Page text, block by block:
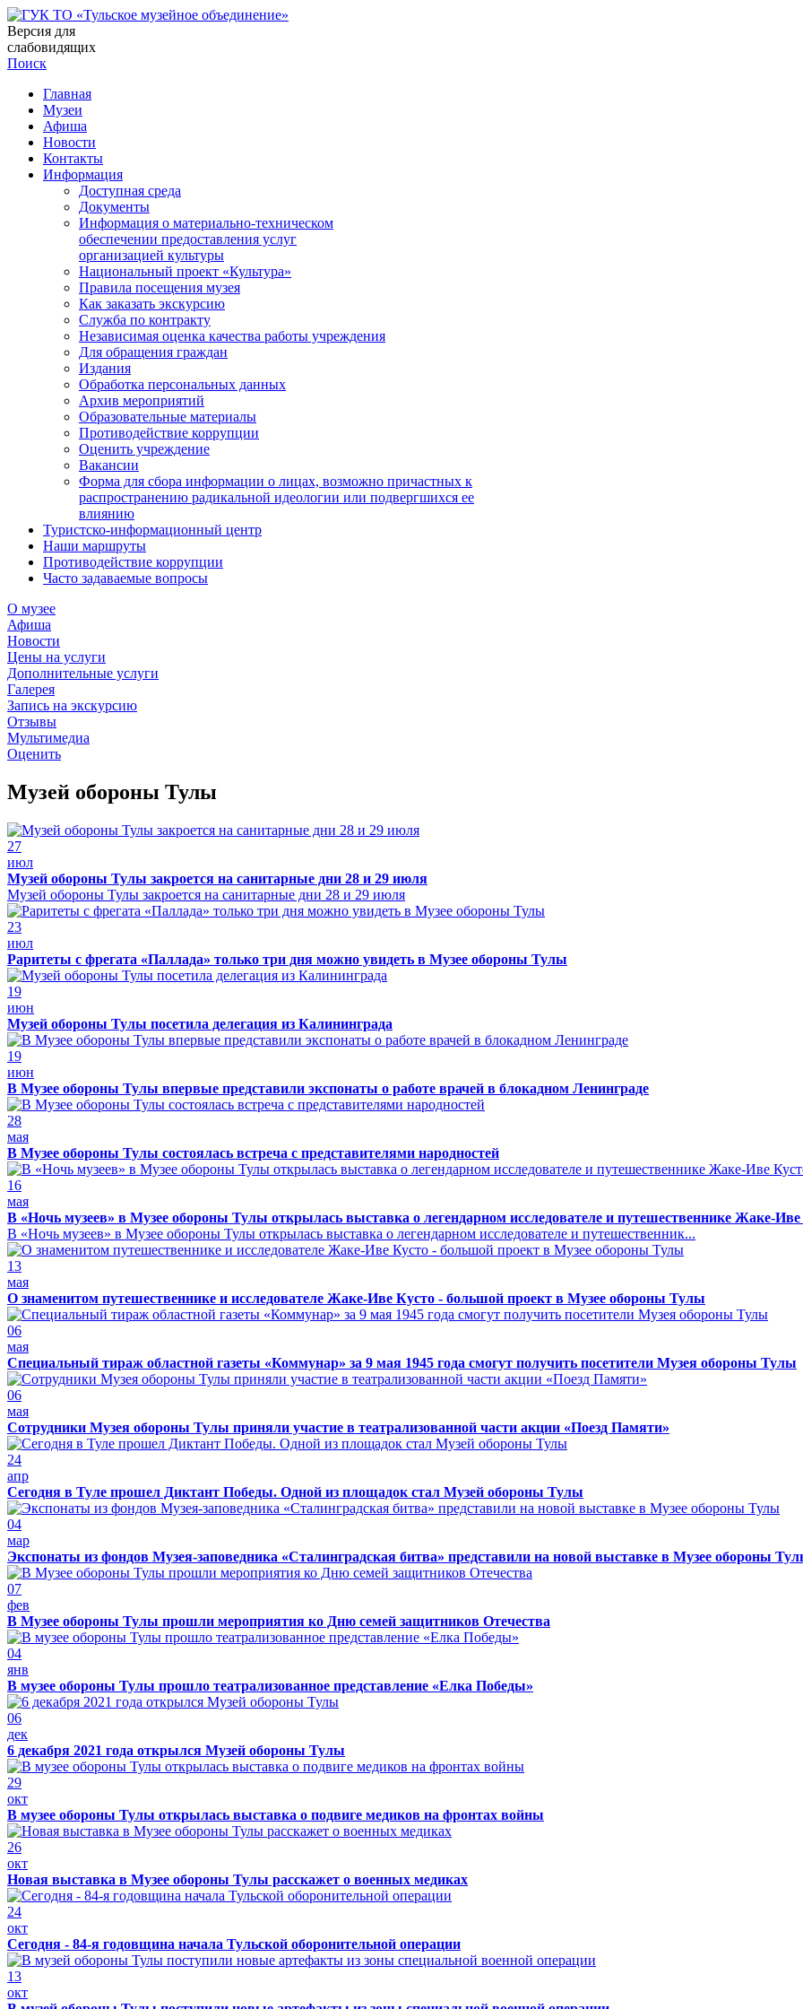
Версия для
слабовидящих
Поиск
Главная
Музеи
Афиша
Новости
Контакты
Информация
Доступная среда
Документы
Информация о материально-техническом
обеспечении предоставления услуг
организацией культуры
Национальный проект «Культура»
Правила посещения музея
Как заказать экскурсию
Служба по контракту
Независимая оценка качества работы учреждения
Для обращения граждан
Издания
Обработка персональных данных
Архив мероприятий
Образовательные материалы
Противодействие коррупции
Оценить учреждение
Вакансии
Форма для сбора информации о лицах, возможно причастных к
распространению радикальной идеологии или подвергшихся ее
влиянию
Туристско-информационный центр
Наши маршруты
Противодействие коррупции
Часто задаваемые вопросы
О музее
Афиша
Новости
Цены на услуги
Дополнительные услуги
Галерея
Запись на экскурсию
Отзывы
Мультимедиа
Оценить
Музей обороны Тулы
27
июл
Музей обороны Тулы закроется на санитарные дни 28 и 29 июля
Музей обороны Тулы закроется на санитарные дни 28 и 29 июля
23
июл
Раритеты с фрегата «Паллада» только три дня можно увидеть в Музее обороны Тулы
19
июн
Музей обороны Тулы посетила делегация из Калининграда
19
июн
В Музее обороны Тулы впервые представили экспонаты о работе врачей в блокадном Ленинграде
28
мая
В Музее обороны Тулы состоялась встреча с представителями народностей
16
мая
В «Ночь музеев» в Музее обороны Тулы открылась выставка о легендарном исследователе и путешественнике Жаке-
В «Ночь музеев» в Музее обороны Тулы открылась выставка о легендарном исследователе и путешественник...
13
мая
О знаменитом путешественнике и исследователе Жаке-Иве Кусто - большой проект в Музее обороны Тулы
06
мая
Специальный тираж областной газеты «Коммунар» за 9 мая 1945 года смогут получить посетители Музея обороны Тулы
06
мая
Сотрудники Музея обороны Тулы приняли участие в театрализованной части акции «Поезд Памяти»
24
апр
Сегодня в Туле прошел Диктант Победы. Одной из площадок стал Музей обороны Тулы
04
мар
Экспонаты из фондов Музея-заповедника «Сталинградская битва» представили на новой выставке в Музее обороны
07
фев
В Музее обороны Тулы прошли мероприятия ко Дню семей защитников Отечества
04
янв
В музее обороны Тулы прошло театрализованное представление «Елка Победы»
06
дек
6 декабря 2021 года открылся Музей обороны Тулы
29
окт
В музее обороны Тулы открылась выставка о подвиге медиков на фронтах войны
26
окт
Новая выставка в Музее обороны Тулы расскажет о военных медиках
24
окт
Сегодня - 84-я годовщина начала Тульской оборонительной операции
13
окт